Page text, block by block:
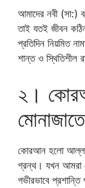
আমাদের নবী (সা:)
তাই যতই জীবন
প্রতিদিন নিয়মিত
শান্ত ও স্থিতিশীল
২।
কোরআন হলো
গ্রন্থ। যখন আমরা
গভীরভাবে